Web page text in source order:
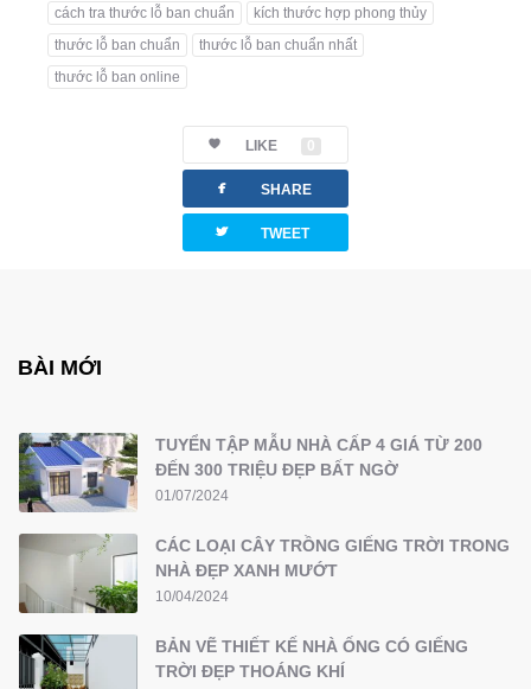
cách tra thước lỗ ban chuẩn
kích thước hợp phong thủy
thước lỗ ban chuẩn
thước lỗ ban chuẩn nhất
thước lỗ ban online
LIKE 0
facebook SHARE
twitterbird TWEET
BÀI MỚI
TUYỂN TẬP MẪU NHÀ CẤP 4 GIÁ TỪ 200
ĐẾN 300 TRIỆU ĐẸP BẤT NGỜ
01/07/2024
CÁC LOẠI CÂY TRỒNG GIẾNG TRỜI TRONG
NHÀ ĐẸP XANH MƯỚT
10/04/2024
BẢN VẼ THIẾT KẾ NHÀ ỐNG CÓ GIẾNG
TRỜI ĐẸP THOÁNG KHÍ